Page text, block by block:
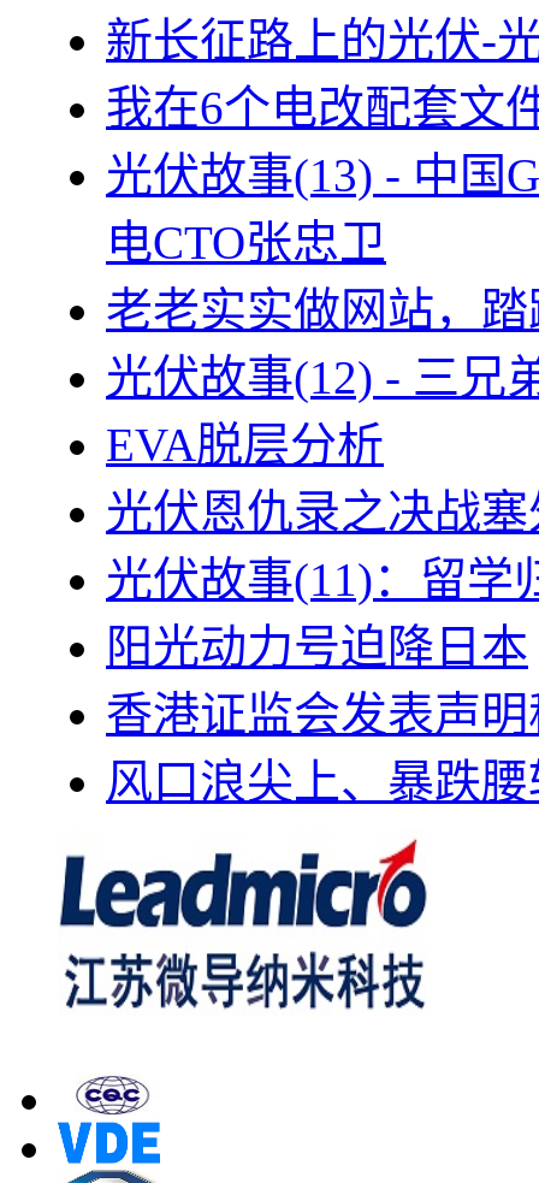
新长征路上的光伏-
我在6个电改配套文
光伏故事(13) - 中国
电CTO张忠卫
老老实实做网站，
光伏故事(12) - 三兄
EVA脱层分析
光伏恩仇录之决战
光伏故事(11)：留学
阳光动力号迫降日本
香港证监会发表声
风口浪尖上、暴跌